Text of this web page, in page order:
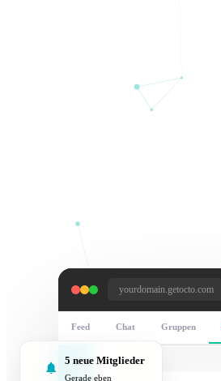
yourdomain.getocto.com
Feed Chat Gruppen
5 neue Mitglieder
Gerade eben